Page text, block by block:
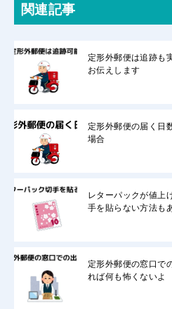
関連記事
定形外郵便は追跡も
お伝えします
定形外郵便の届く日
場合
レターパックが値上
手を貼らない方法も
定形外郵便の窓口で
れば何も怖くないよ